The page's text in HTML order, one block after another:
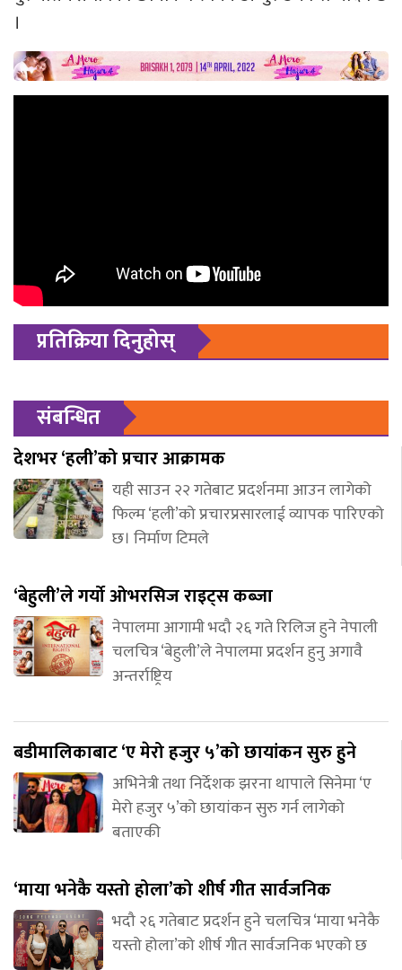
।
प्रतिक्रिया दिनुहोस्
संबन्धित
देशभर ‘हली’को प्रचार आक्रामक
यही साउन २२ गतेबाट प्रदर्शनमा आउन लागेको
फिल्म ‘हली’को प्रचारप्रसारलाई व्यापक पारिएको
छ। निर्माण टिमले
‘बेहुली’ले गर्यो ओभरसिज राइट्स कब्जा
नेपालमा आगामी भदौ २६ गते रिलिज हुने नेपाली
चलचित्र ‘बेहुली’ले नेपालमा प्रदर्शन हुनु अगावै
अन्तर्राष्ट्रिय
बडीमालिकाबाट ‘ए मेरो हजुर ५’को छायांकन सुरु हुने
अभिनेत्री तथा निर्देशक झरना थापाले सिनेमा ‘ए
मेरो हजुर ५’को छायांकन सुरु गर्न लागेको
बताएकी
‘माया भनेकै यस्तो होला’को शीर्ष गीत सार्वजनिक
भदौ २६ गतेबाट प्रदर्शन हुने चलचित्र ‘माया भनेकै
यस्तो होला’को शीर्ष गीत सार्वजनिक भएको छ